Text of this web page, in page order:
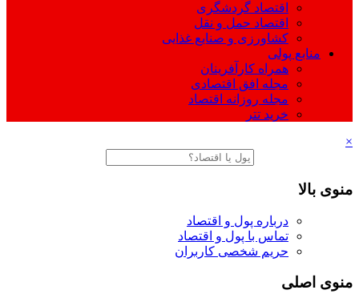
اقتصاد گردشگری
اقتصاد حمل و نقل
کشاورزی و صنایع غذایی
منابع پولی
همراه کارآفرینان
مجله افق اقتصادی
مجله روزانه اقتصاد
خرید تتر
×
منوی بالا
درباره پول و اقتصاد
تماس با پول و اقتصاد
حریم شخصی کاربران
منوی اصلی